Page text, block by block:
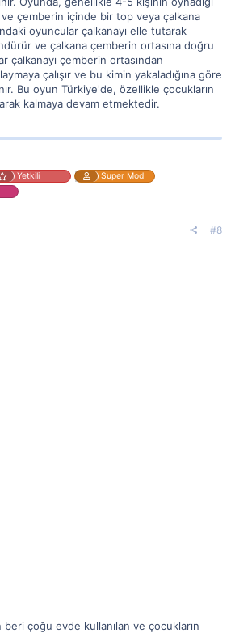
çemberin içinde bir top veya çalkana
oyuncular çalkanayı elle tutarak
ve çalkana çemberin ortasına doğru
çalkanayı çemberin ortasından
çalışır ve bu kimin yakaladığına göre
Bu oyun Türkiye'de, özellikle çocukların
kalmaya devam etmektedir.
Yetkili
Super Mod
#8
çoğu evde kullanılan ve çocukların